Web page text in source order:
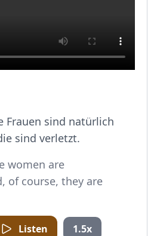
Frauen sind natürlich
sind verletzt.
women are
of course, they are
Listen 1.5x